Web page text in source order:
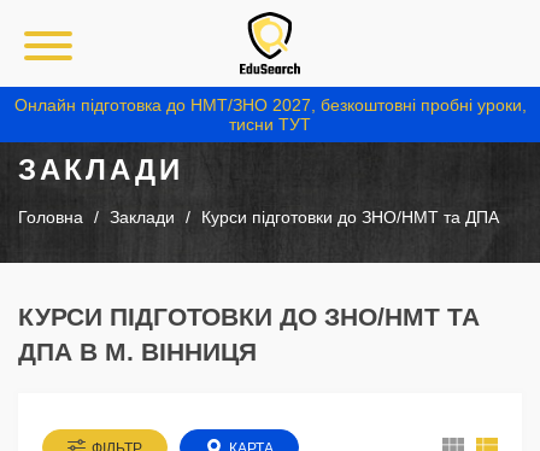
Онлайн підготовка до НМТ/ЗНО 2027, безкоштовні пробні уроки,
тисни ТУТ
ЗАКЛАДИ
Головна Заклади Курси підготовки до ЗНО/НМТ та ДПА
КУРСИ ПІДГОТОВКИ ДО ЗНО/НМТ ТА
ДПА В М. ВІННИЦЯ